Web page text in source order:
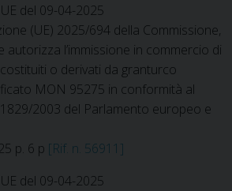
del 09-04-2025
(UE) 2025/694 della Commissione,
autorizza l’immissione in commercio di
o derivati da granturco
MON 95275 in conformità al
2003 del Parlamento europeo e
p. 6 p [Rif. n. 56911]
del 09-04-2025